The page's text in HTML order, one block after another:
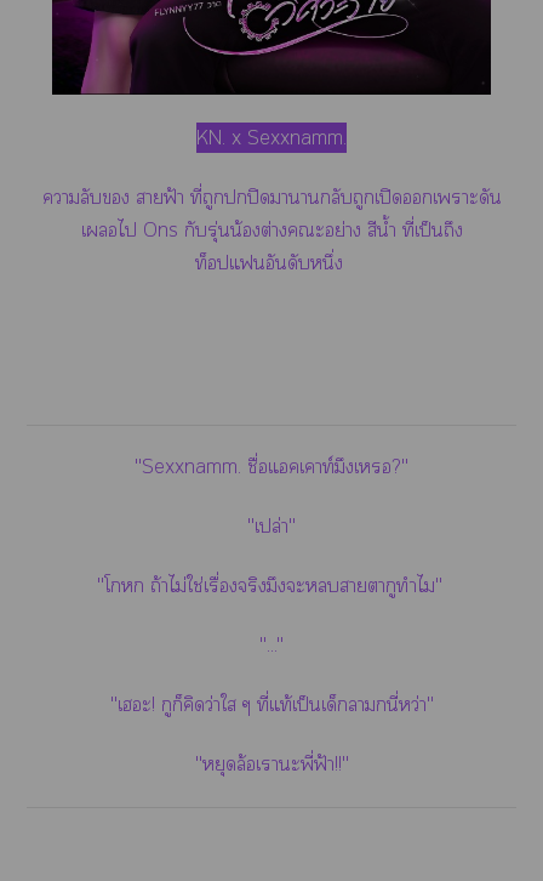
KN. x Sexxnamm.
าลับ าฟ้า ที่ถูกปิดาาลับถูกเปิดเาะดัน
เไ Ons กับรุ่นน้องต่างะอย่าง สีน้ำ ที่เป็นถึง
ท็แอันดับหนึ่ง
"Sexxnamm. ชื่อแคเาท์มึงเ?"
"เปล่า"
"โ ถ้าไม่ใช่เรื่องจริงมึงะาตากูทำไม"
"..."
"เะ! กูก็คิดว่าใ ๆ ที่แท้เป็นเด็กานี่หว่า"
"หยุดล้อเาะพี่ฟ้า!!"